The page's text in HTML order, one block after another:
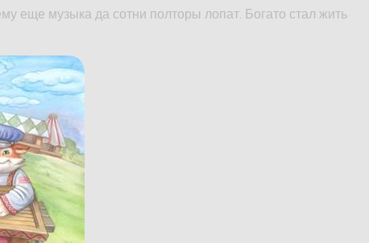
еще музыка да сотни полторы лопат. Богато стал жить